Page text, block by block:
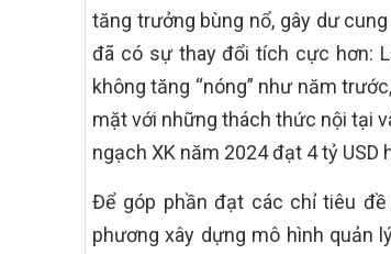
tăng trưởng bùng nổ, gây dư
đã có sự thay đổi tích cực hơn:
không tăng “nóng” như năm
mặt với những thách thức nội tại
ngạch XK năm 2024 đạt 4 tỷ USD
Để góp phần đạt các chỉ tiêu đề
phương xây dựng mô hình quản